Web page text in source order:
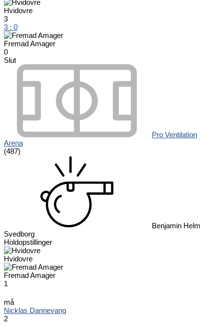
Hvidovre
3
3 : 0
Fremad Amager
0
Slut
Pro Ventilation
Arena
(487)
Benjamin Helm
Svedborg
Holdopstillinger
Hvidovre
Fremad Amager
1
må
Nicklas Dannevang
2